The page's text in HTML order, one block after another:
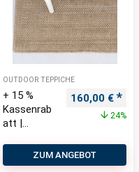
Preis war: 125,00 €
Preis ist: 90,00 €.
OUTDOOR TEPPICHE
+ 15 %
Kassenrab
att |
Outdoor
Teppich
160,00 €
24%
ZUM ANGEBOT